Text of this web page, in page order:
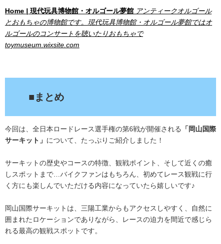
Home | 現代玩具博物館・オルゴール夢館 アンティークオルゴール
とおもちゃの博物館です。現代玩具博物館・オルゴール夢館ではオ
ルゴールのコンサートを聴いたりおもちゃで
toymuseum.wixsite.com
■まとめ
今回は、全日本ロードレース選手権の第6戦が開催される
「岡山国際
サーキット」 について、たっぷりご紹介しました！
サーキットの歴史やコースの特徴、観戦ポイント、そして近くの癒
しスポットまで…バイクファンはもちろん、初めてレース観戦に行
く方にも楽しんでいただける内容になっていたら嬉しいです♪
岡山国際サーキットは、三陽工業からもアクセスしやすく、自然に
囲まれたロケーションでありながら、レースの迫力を間近で感じら
れる最高の観戦スポットです。